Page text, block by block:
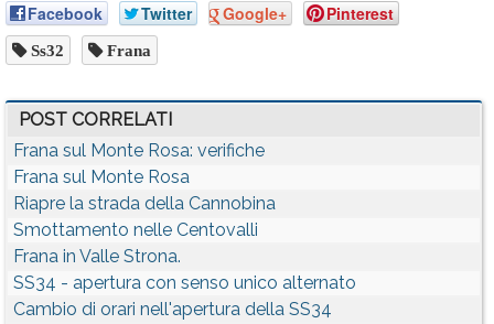
Facebook Twitter Google+ Pinterest
Ss32 Frana
POST CORRELATI
Frana sul Monte Rosa: verifiche
Frana sul Monte Rosa
Riapre la strada della Cannobina
Smottamento nelle Centovalli
Frana in Valle Strona.
SS34 - apertura con senso unico alternato
Cambio di orari nell'apertura della SS34